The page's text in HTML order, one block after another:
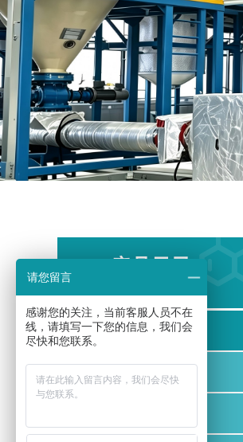
产品目录
汽爆工序
烘干工序
请您留言
感谢您的关注，当前客服人员不在
线，请填写一下您的信息，我们会
尽快和您联系。